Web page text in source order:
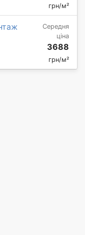
грн/м²
Середня
ціна
3688
грн/м²